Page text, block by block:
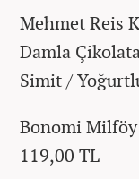
Mehmet Reis
Damla
Simit /
Bonomi
119,00 TL